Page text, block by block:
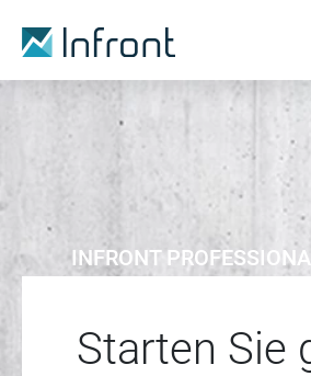
INFRONT
Starten Sie